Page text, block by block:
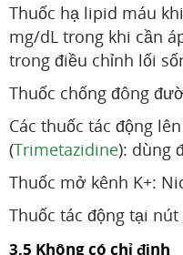
Thuốc hạ lipid máu
mg/dL trong khi cần
trong điều chỉnh lối
Thuốc chống đông
Các thuốc tác động
(Trimetazidine): dùng
Thuốc mở kênh K+:
Thuốc tác động tại nút
3.5 Không có chỉ định